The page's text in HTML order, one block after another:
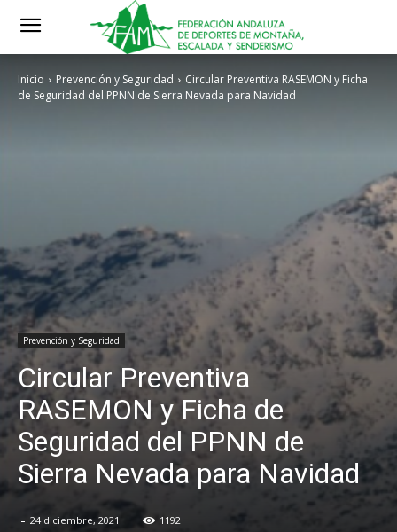
Inicio Prevención y Seguridad
Circular Preventiva RASEMON y Ficha
de Seguridad del PPNN de Sierra Nevada para Navidad
Prevención y Seguridad
Circular Preventiva
RASEMON y Ficha de
Seguridad del PPNN de
Sierra Nevada para Navidad
- 24 diciembre, 2021 1192